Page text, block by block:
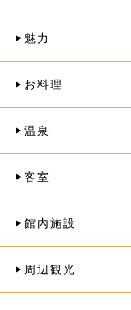
魅力
お料理
温泉
客室
館内施設
周辺観光